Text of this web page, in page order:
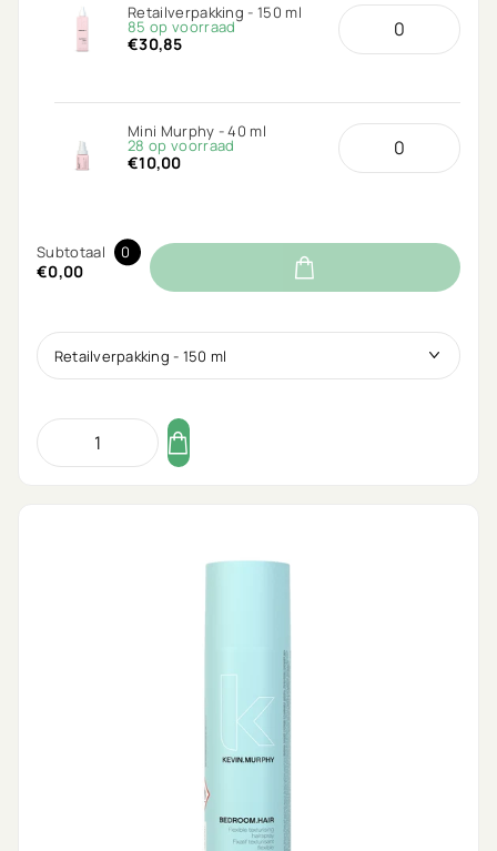
Retailverpakking - 150 ml
85 op voorraad
€30,85
Mini Murphy - 40 ml
28 op voorraad
€10,00
Subtotaal 0
€0,00